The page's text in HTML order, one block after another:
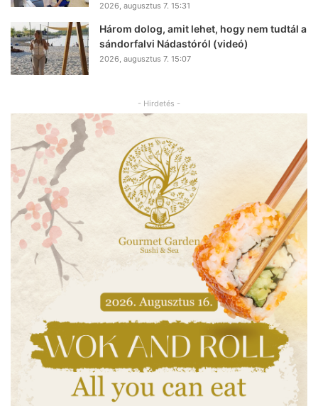
2026, augusztus 7. 15:31
Három dolog, amit lehet, hogy nem tudtál a
sándorfalvi Nádastóról (videó)
2026, augusztus 7. 15:07
- Hirdetés -